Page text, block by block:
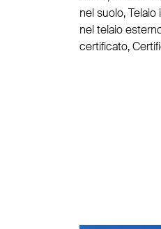
nel suolo,
nel telaio
certificato,